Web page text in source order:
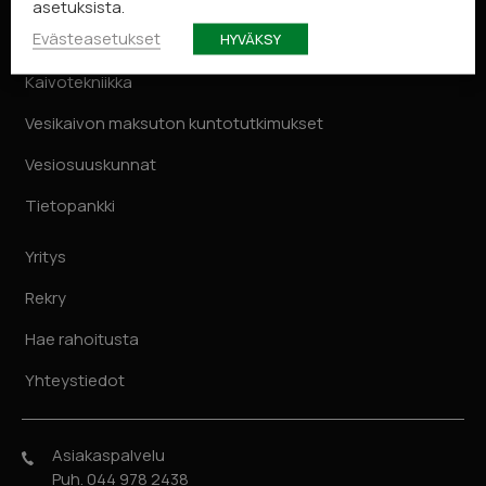
Kaivotekniikka
Vesikaivon maksuton kuntotutkimukset
Vesiosuuskunnat
Tietopankki
Yritys
Rekry
Hae rahoitusta
Yhteystiedot
Asiakaspalvelu
Puh. 044 978 2438
asetuksista.
Evästeasetukset
HYVÄKSY
Page